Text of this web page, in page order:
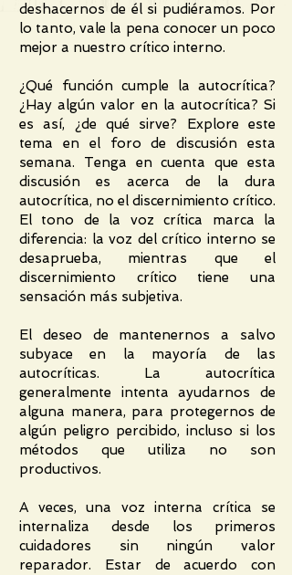
deshacernos de él si pudiéramos. Por
lo tanto, vale la pena conocer un poco
mejor a nuestro crítico interno.
¿Qué función cumple la autocrítica?
¿Hay algún valor en la autocrítica? Si
es así, ¿de qué sirve? Explore este
tema en el foro de discusión esta
semana. Tenga en cuenta que esta
discusión es acerca de la dura
autocrítica, no el discernimiento crítico.
El tono de la voz crítica marca la
diferencia: la voz del crítico interno se
desaprueba, mientras que el
discernimiento crítico tiene una
sensación más subjetiva.
El deseo de mantenernos a salvo
subyace en la mayoría de las
autocríticas. La autocrítica
generalmente intenta ayudarnos de
alguna manera, para protegernos de
algún peligro percibido, incluso si los
métodos que utiliza no son
productivos.
A veces, una voz interna crítica se
internaliza desde los primeros
cuidadores sin ningún valor
reparador. Estar de acuerdo con